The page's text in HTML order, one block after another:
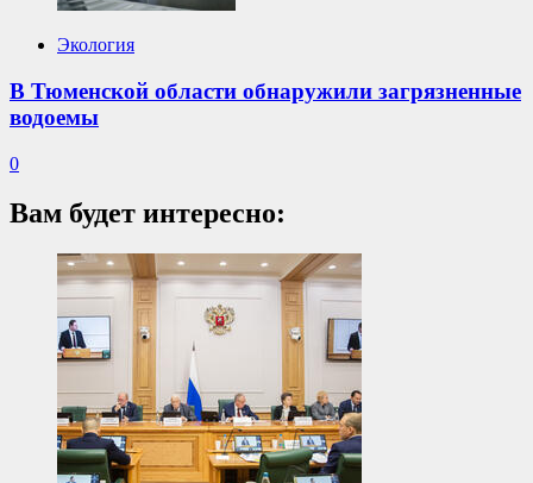
Экология
В Тюменской области обнаружили загрязненные
водоемы
0
Вам будет интересно: